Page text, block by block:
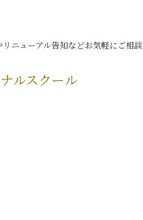
ニューアル告知などお気軽にご相
ルスクール